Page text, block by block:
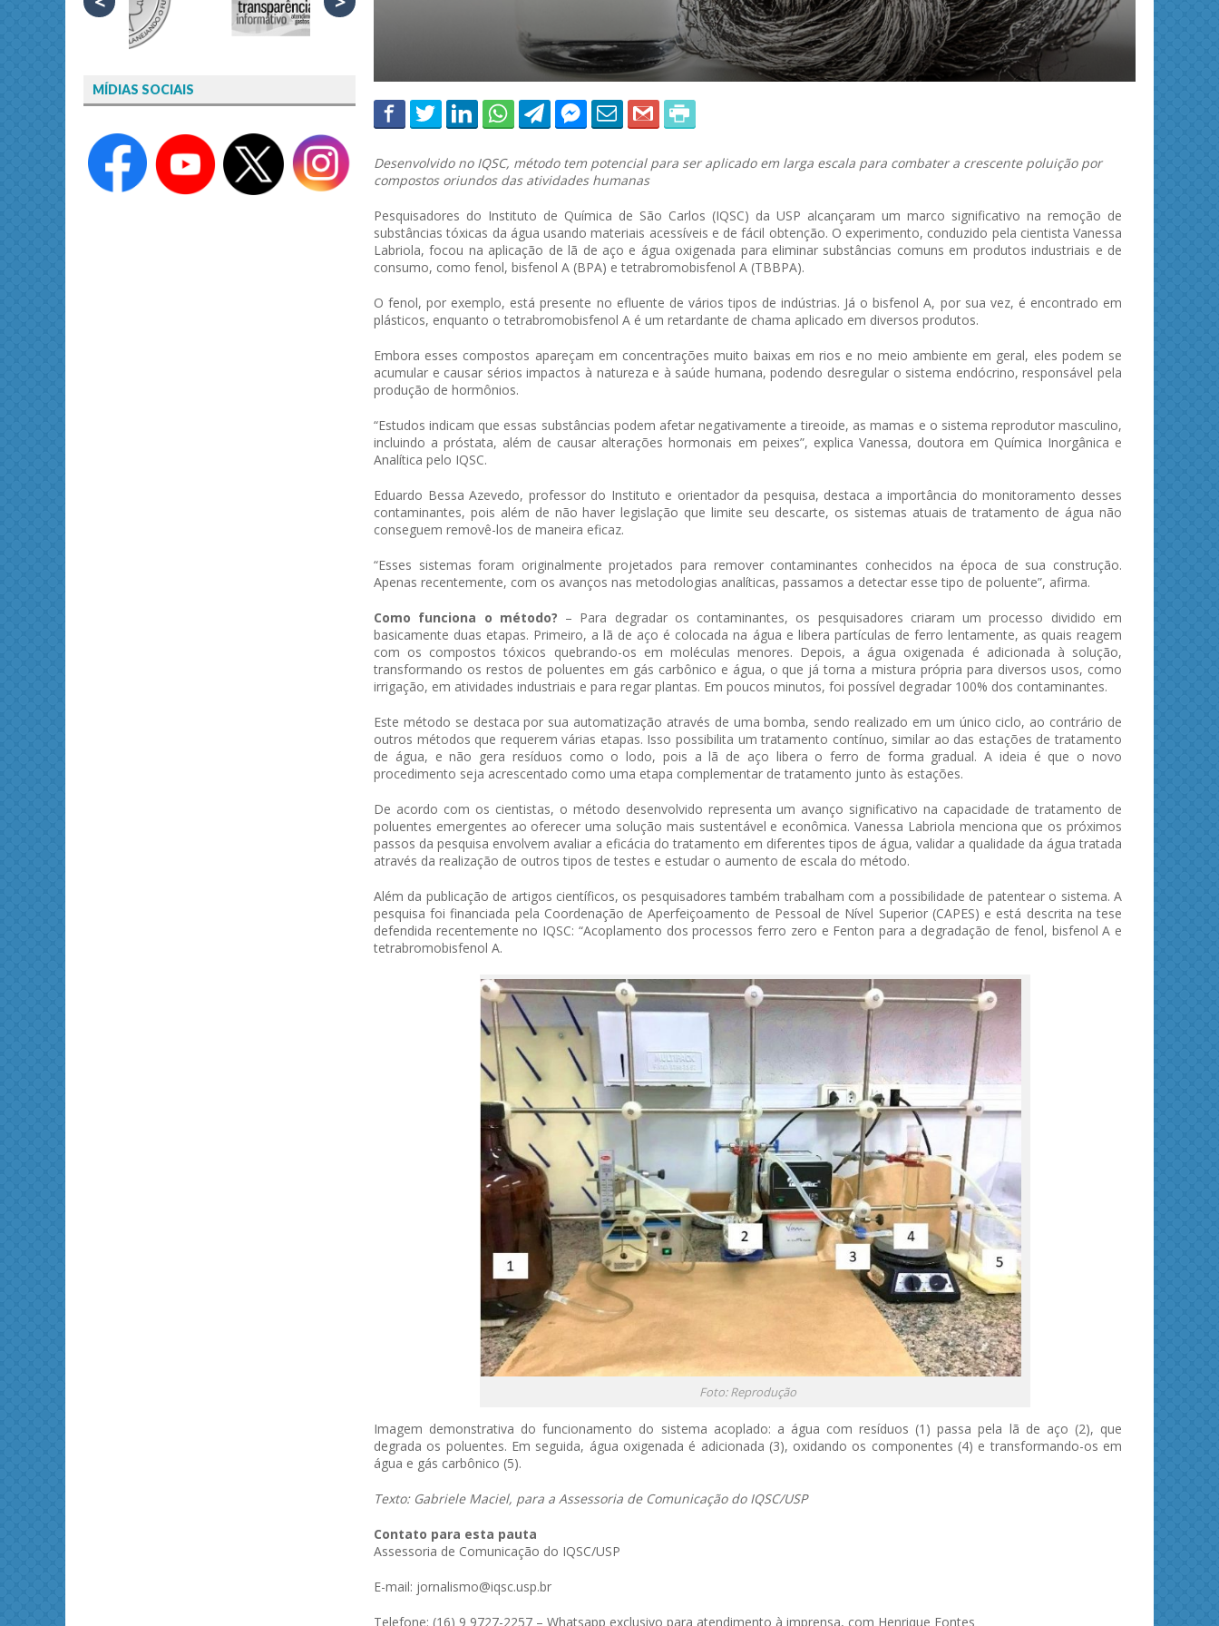
Desenvolvido no IQSC, método tem potencial para ser aplicado em larga escala para combater a crescente poluição por
compostos oriundos das atividades humanas
Pesquisadores do Instituto de Química de São Carlos (IQSC) da USP alcançaram um marco significativo na remoção de
substâncias tóxicas da água usando materiais acessíveis e de fácil obtenção. O experimento, conduzido pela cientista Vanessa
Labriola, focou na aplicação de lã de aço e água oxigenada para eliminar substâncias comuns em produtos industriais e de
consumo, como fenol, bisfenol A (BPA) e tetrabromobisfenol A (TBBPA).
O fenol, por exemplo, está presente no efluente de vários tipos de indústrias. Já o bisfenol A, por sua vez, é encontrado em
plásticos, enquanto o tetrabromobisfenol A é um retardante de chama aplicado em diversos produtos.
Embora esses compostos apareçam em concentrações muito baixas em rios e no meio ambiente em geral, eles podem se
acumular e causar sérios impactos à natureza e à saúde humana, podendo desregular o sistema endócrino, responsável pela
produção de hormônios.
“Estudos indicam que essas substâncias podem afetar negativamente a tireoide, as mamas e o sistema reprodutor masculino,
incluindo a próstata, além de causar alterações hormonais em peixes”, explica Vanessa, doutora em Química Inorgânica e
Analítica pelo IQSC.
Eduardo Bessa Azevedo, professor do Instituto e orientador da pesquisa, destaca a importância do monitoramento desses
contaminantes, pois além de não haver legislação que limite seu descarte, os sistemas atuais de tratamento de água não
conseguem removê-los de maneira eficaz.
“Esses sistemas foram originalmente projetados para remover contaminantes conhecidos na época de sua construção.
Apenas recentemente, com os avanços nas metodologias analíticas, passamos a detectar esse tipo de poluente”, afirma.
Como funciona o método? – Para degradar os contaminantes, os pesquisadores criaram um processo dividido em
basicamente duas etapas. Primeiro, a lã de aço é colocada na água e libera partículas de ferro lentamente, as quais reagem
com os compostos tóxicos quebrando-os em moléculas menores. Depois, a água oxigenada é adicionada à solução,
transformando os restos de poluentes em gás carbônico e água, o que já torna a mistura própria para diversos usos, como
irrigação, em atividades industriais e para regar plantas. Em poucos minutos, foi possível degradar 100% dos contaminantes.
Este método se destaca por sua automatização através de uma bomba, sendo realizado em um único ciclo, ao contrário de
outros métodos que requerem várias etapas. Isso possibilita um tratamento contínuo, similar ao das estações de tratamento
de água, e não gera resíduos como o lodo, pois a lã de aço libera o ferro de forma gradual. A ideia é que o novo
procedimento seja acrescentado como uma etapa complementar de tratamento junto às estações.
De acordo com os cientistas, o método desenvolvido representa um avanço significativo na capacidade de tratamento de
poluentes emergentes ao oferecer uma solução mais sustentável e econômica. Vanessa Labriola menciona que os próximos
passos da pesquisa envolvem avaliar a eficácia do tratamento em diferentes tipos de água, validar a qualidade da água tratada
através da realização de outros tipos de testes e estudar o aumento de escala do método.
Além da publicação de artigos científicos, os pesquisadores também trabalham com a possibilidade de patentear o sistema. A
pesquisa foi financiada pela Coordenação de Aperfeiçoamento de Pessoal de Nível Superior (CAPES) e está descrita na tese
defendida recentemente no IQSC: “Acoplamento dos processos ferro zero e Fenton para a degradação de fenol, bisfenol A e
tetrabromobisfenol A.
Foto: Reprodução
Imagem demonstrativa do funcionamento do sistema acoplado: a água com resíduos (1) passa pela lã de aço (2), que
degrada os poluentes. Em seguida, água oxigenada é adicionada (3), oxidando os componentes (4) e transformando-os em
água e gás carbônico (5).
Texto: Gabriele Maciel, para a Assessoria de Comunicação do IQSC/USP
Contato para esta pauta
Assessoria de Comunicação do IQSC/USP
E-mail: jornalismo@iqsc.usp.br
Telefone: (16) 9 9727-2257 – Whatsapp exclusivo para atendimento à imprensa, com Henrique Fontes
MÍDIAS SOCIAIS